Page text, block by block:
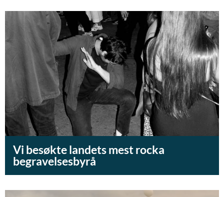
Vi besøkte landets mest rocka
begravelsesbyrå